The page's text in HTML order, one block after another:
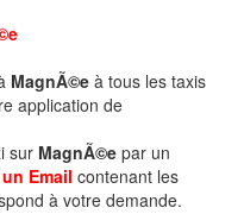
MagnÃ©e à tous les taxis
application de
sur MagnÃ©e par un
Email contenant les
à votre demande.